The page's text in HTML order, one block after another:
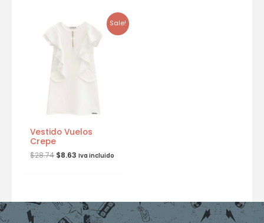
Sale!
Vestido Vuelos
Crepe
$28.74 $8.63 Iva incluido